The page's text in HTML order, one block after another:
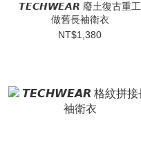
𝙏𝙀𝘾𝙃𝙒𝙀𝘼𝙍 廢土復古重工
做舊長袖衛衣
NT$1,380